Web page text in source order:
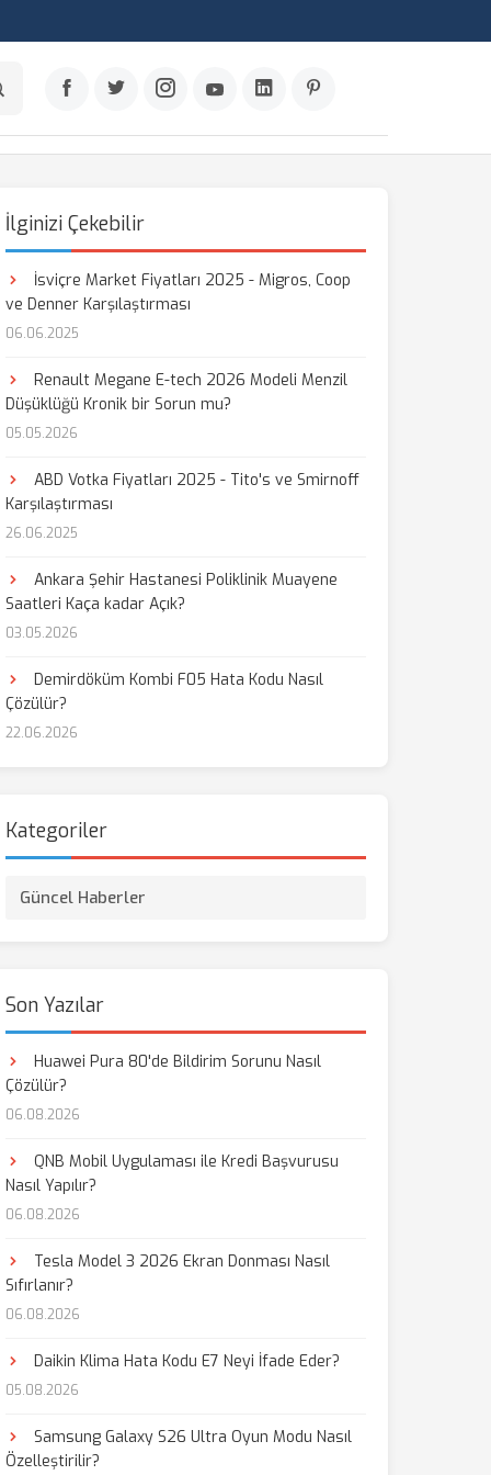
İlginizi Çekebilir
İsviçre Market Fiyatları 2025 - Migros, Coop
ve Denner Karşılaştırması
06.06.2025
Renault Megane E-tech 2026 Modeli Menzil
Düşüklüğü Kronik bir Sorun mu?
05.05.2026
ABD Votka Fiyatları 2025 - Tito's ve Smirnoff
Karşılaştırması
26.06.2025
Ankara Şehir Hastanesi Poliklinik Muayene
Saatleri Kaça kadar Açık?
03.05.2026
Demirdöküm Kombi F05 Hata Kodu Nasıl
Çözülür?
22.06.2026
Kategoriler
Güncel Haberler
Son Yazılar
Huawei Pura 80'de Bildirim Sorunu Nasıl
Çözülür?
06.08.2026
QNB Mobil Uygulaması ile Kredi Başvurusu
Nasıl Yapılır?
06.08.2026
Tesla Model 3 2026 Ekran Donması Nasıl
Sıfırlanır?
06.08.2026
Daikin Klima Hata Kodu E7 Neyi İfade Eder?
05.08.2026
Samsung Galaxy S26 Ultra Oyun Modu Nasıl
Özelleştirilir?